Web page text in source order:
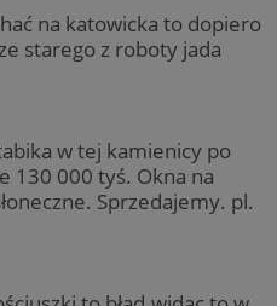
na katowicka to dopiero
starego z roboty jada
w tej kamienicy po
130 000 tyś. Okna na
Sprzedajemy. pl.